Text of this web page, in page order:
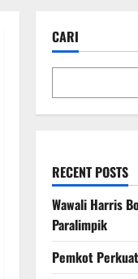
CARI
RECENT POSTS
Wawali Harris
Paralimpik
Pemkot